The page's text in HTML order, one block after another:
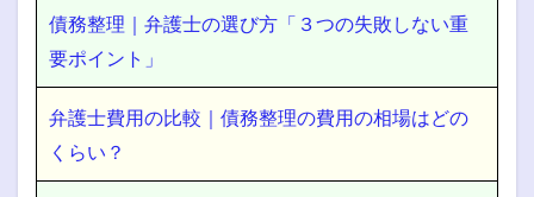
債務整理｜弁護士の選び方「３つの失敗しない重
要ポイント」
弁護士費用の比較｜債務整理の費用の相場はどの
くらい？